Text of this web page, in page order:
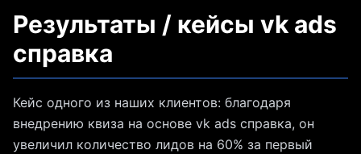
Результаты / кейсы vk ads
справка
Кейс одного из наших клиентов: благодаря
внедрению квиза на основе vk ads справка, он
увеличил количество лидов на 60% за первый